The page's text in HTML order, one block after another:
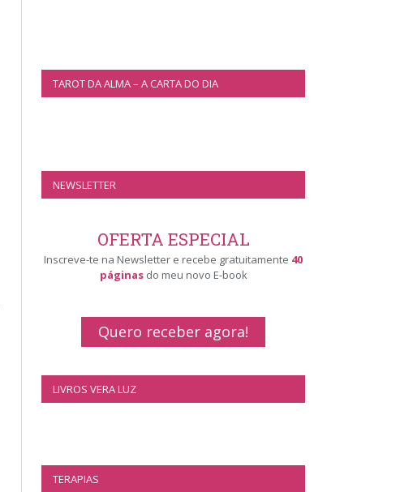
TAROT DA ALMA – A CARTA DO DIA
NEWSLETTER
OFERTA ESPECIAL
Inscreve-te na Newsletter e recebe gratuitamente 40
páginasdo meu novo E-book
Quero receber agora!
LIVROS VERA LUZ
TERAPIAS